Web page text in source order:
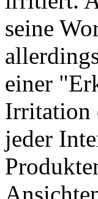
seine
einer
Irritation
jeder